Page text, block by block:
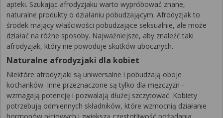
apteki. Szukając afrodyzjaku warto wypróbować znane,
naturalne produkty o działaniu pobudzającym. Afrodyzjak to
środek mający właściwości pobudzające seksualnie, ale może
działać na różne sposoby. Najważniejsze, aby znaleźć taki
afrodyzjak, który nie powoduje skutków ubocznych.
Naturalne afrodyzjaki dla kobiet
Niektóre afrodyzjaki są uniwersalne i pobudzają oboje
kochanków. Inne przeznaczone są tylko dla mężczyzn -
wzmagają potencję i pozwalają dłużej szczytować. Kobiety
potrzebują odmiennych składników, które wzmocnią działanie